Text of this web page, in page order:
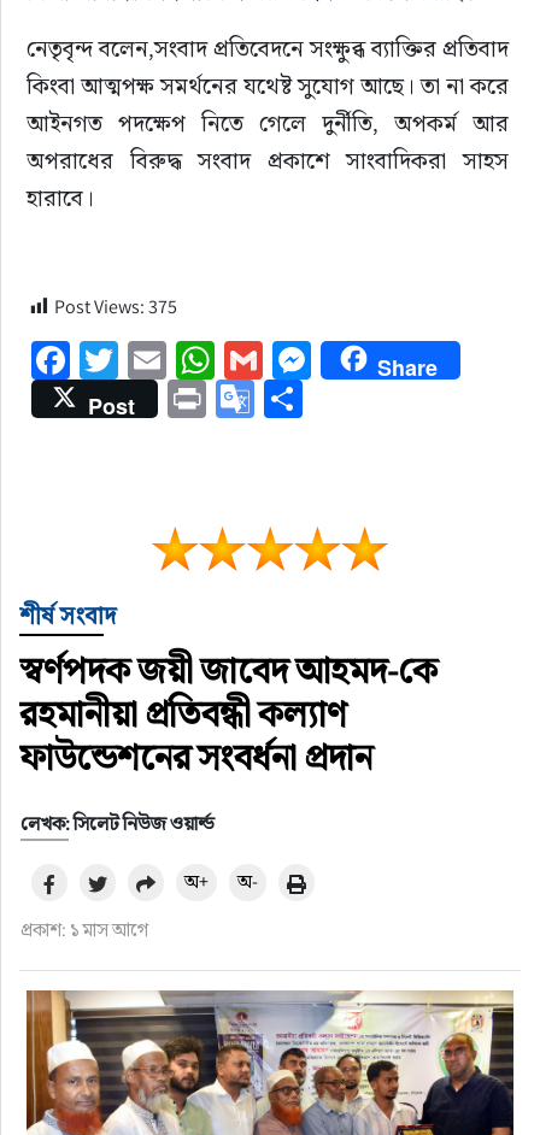
নেতৃবৃন্দ বলেন,সংবাদ প্রতিবেদনে সংক্ষুব্ধ ব্যাক্তির প্রতিবাদ
কিংবা আত্মপক্ষ সমর্থনের যথেষ্ট সুযোগ আছে। তা না করে
আইনগত পদক্ষেপ নিতে গেলে দুর্নীতি, অপকর্ম আর
অপরাধের বিরুদ্ধ সংবাদ প্রকাশে সাংবাদিকরা সাহস
হারাবে।
Post Views:375
Facebook
Twitter
EmailWhatsApp
GmailMessenger
Share
Post
PrintGoogle
Share
শীর্ষ সংবাদ
স্বর্ণপদক জয়ী জাবেদ আহমদ-কে
রহমানীয়া প্রতিবন্ধী কল্যাণ
ফাউন্ডেশনের সংবর্ধনা প্রদান
লেখক: সিলেট নিউজ ওয়ার্ল্ড
প্রকাশ: ১ মাস আগে
অ+ অ-